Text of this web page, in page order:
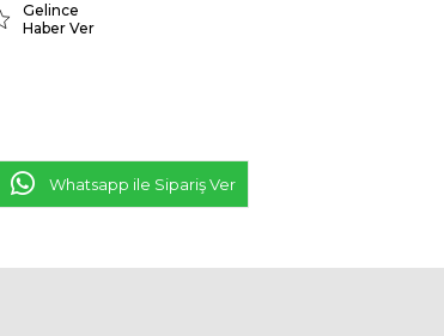
Gelince
Haber Ver
Whatsapp ile Sipariş Ver